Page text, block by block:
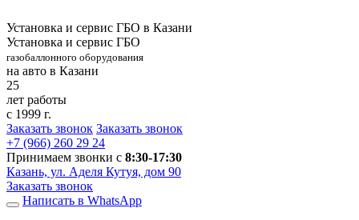
Установка и сервис ГБО в Казани
Установка и сервис ГБО
газобаллонного оборудования
на авто в Казани
25
лет работы
с 1999 г.
Заказать звонок Заказать звонок
+7 (966) 260 29 24
Принимаем звонки с 8:30-17:30
Казань, ул. Аделя Кутуя, дом 90
Заказать звонок
Написать в WhatsApp